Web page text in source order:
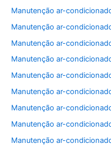
Manutenção ar-
Manutenção ar-
Manutenção ar-
Manutenção ar-
Manutenção ar-
Manutenção ar-
Manutenção ar-
Manutenção ar-
Manutenção ar-